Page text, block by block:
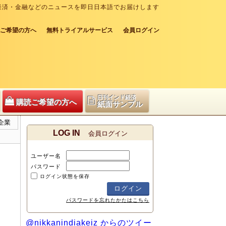
・金融などのニュースを即日日本語でお届けします
希望の方へ 無料トライアルサービス 会員ログイン
購読ご希望の方へ
日刊インド経済
紙面サンプル
業
LOG IN 会員ログイン
ユーザー名
パスワード
ログイン状態を保存
パスワードを忘れたかたはこちら
@nikkanindiakeiz からのツイー